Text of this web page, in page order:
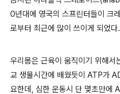
0년대에 영국의 스프린터들이 크
로부터 최근에 많이 쓰이게 되었다.
우리몸은 근육이 움직이기 위해서
교 생물시간에 배웠듯이 ATP가
요한데 , 심한 운동시 단 몇초만에